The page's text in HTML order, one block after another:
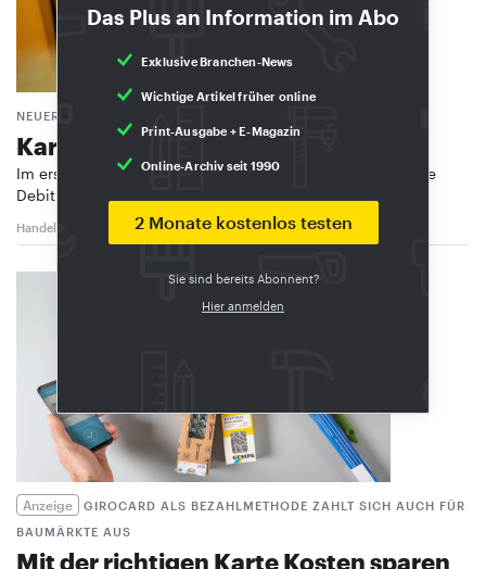
Das Plus an Information im Abo
Exklusive Branchen-News
Wichtige Artikel früher online
Print-Ausgabe + E-Magazin
Online-Archiv seit 1990
2 Monate kostenlos testen
Sie sind bereits Abonnent?
Hier anmelden
NEUER HÖCHSTSTAND
Kartenzahlung nimmt zu
Im ersten Halbjahr 2025 haben Kundinnen und Kunden die
Debitkarte der deutschen Banken und …
Handel 5. September 2025
Anzeige
GIROCARD ALS BEZAHLMETHODE ZAHLT SICH AUCH FÜR
BAUMÄRKTE AUS
Mit der richtigen Karte Kosten sparen